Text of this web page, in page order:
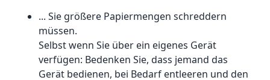
... Sie größere Papiermengen schreddern
müssen.
Selbst wenn Sie über ein eigenes Gerät
verfügen: Bedenken Sie, dass jemand das
Gerät bedienen, bei Bedarf entleeren und den